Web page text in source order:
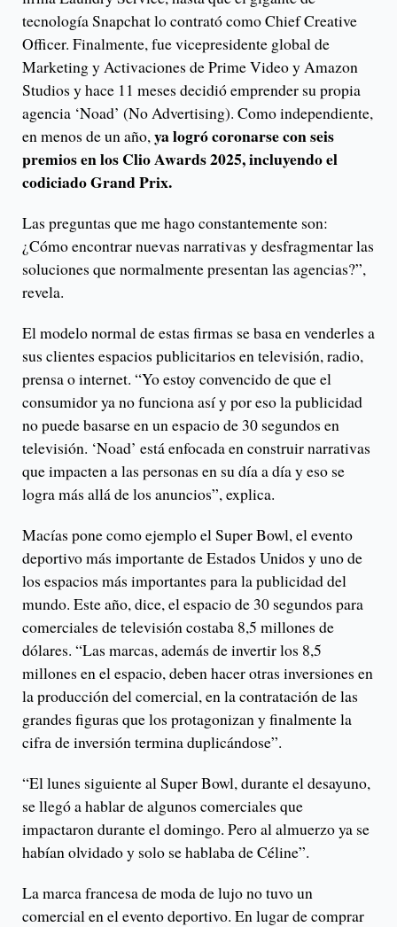
tecnología Snapchat lo contrató como Chief Creative
Officer. Finalmente, fue vicepresidente global de
Marketing y Activaciones de Prime Video y Amazon
Studios y hace 11 meses decidió emprender su propia
agencia ‘Noad’ (No Advertising). Como independiente,
en menos de un año,ya logró coronarse con seis
premios en los Clio Awards 2025, incluyendo el
codiciado Grand Prix.
Las preguntas que me hago constantemente son:
¿Cómo encontrar nuevas narrativas y desfragmentar las
soluciones que normalmente presentan las agencias?”,
revela.
El modelo normal de estas firmas se basa en venderles a
sus clientes espacios publicitarios en televisión, radio,
prensa o internet. “Yo estoy convencido de que el
consumidor ya no funciona así y por eso la publicidad
no puede basarse en un espacio de 30 segundos en
televisión. ‘Noad’ está enfocada en construir narrativas
que impacten a las personas en su día a día y eso se
logra más allá de los anuncios”, explica.
Macías pone como ejemplo el Super Bowl, el evento
deportivo más importante de Estados Unidos y uno de
los espacios más importantes para la publicidad del
mundo. Este año, dice, el espacio de 30 segundos para
comerciales de televisión costaba 8,5 millones de
dólares. “Las marcas, además de invertir los 8,5
millones en el espacio, deben hacer otras inversiones en
la producción del comercial, en la contratación de las
grandes figuras que los protagonizan y finalmente la
cifra de inversión termina duplicándose”.
“El lunes siguiente al Super Bowl, durante el desayuno,
se llegó a hablar de algunos comerciales que
impactaron durante el domingo. Pero al almuerzo ya se
habían olvidado y solo se hablaba de Céline”.
La marca francesa de moda de lujo no tuvo un
comercial en el evento deportivo. En lugar de comprar